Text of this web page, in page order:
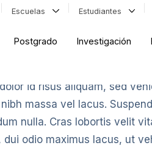
Escuelas Estudiantes
Postgrado Investigación
id risus aliquam, sed
massa vel lacus.
nulla. Cras lobortis velit
odio maximus lacus, ut